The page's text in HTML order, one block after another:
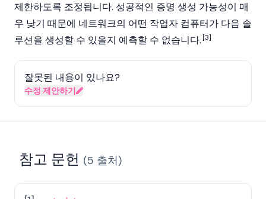
제한하도록 조정됩니다. 성공적인 증명 생성 가능성이 매
우 낮기 때문에 네트워크의 어떤 작업자 컴퓨터가 다음 솔
루션을 생성할 수 있을지 예측할 수 없습니다.[3]
잘못된 내용이 있나요?
수정 제안하기
참고 문헌 (5 출처)